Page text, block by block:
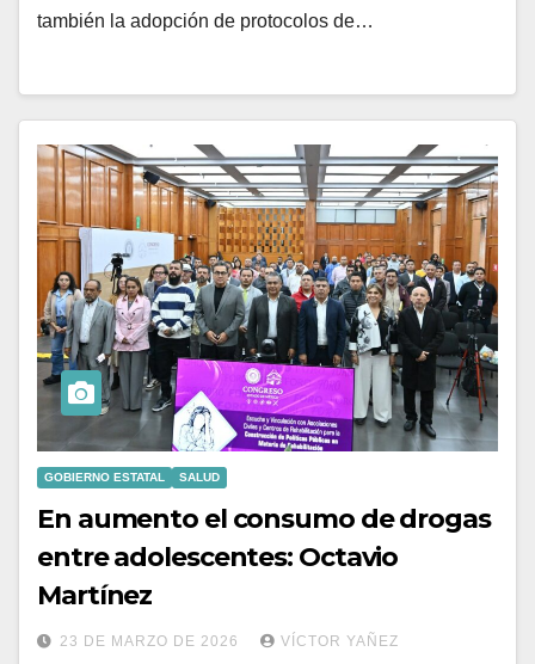
también la adopción de protocolos de…
GOBIERNO ESTATAL SALUD
En aumento el consumo de drogas
entre adolescentes: Octavio
Martínez
23 DE MARZO DE 2026 VÍCTOR YAÑEZ